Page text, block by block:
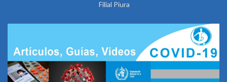
Filial Piura